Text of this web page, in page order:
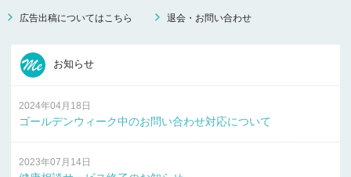
広告出稿についてはこちら 退会・お問い合わせ
お知らせ
2024年04月18日
ゴールデンウィーク中のお問い合わせ対応について
2023年07月14日